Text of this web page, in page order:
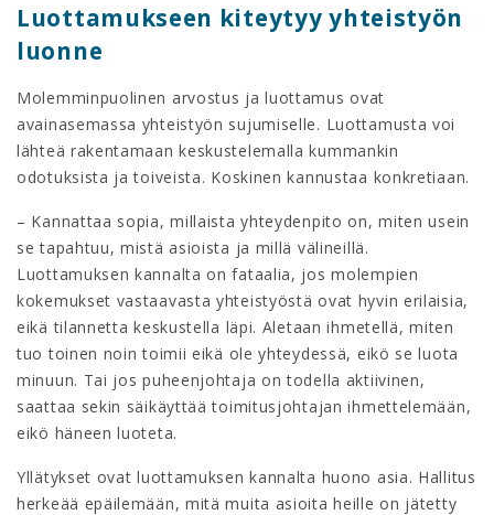
Luottamukseen kiteytyy yhteistyön
luonne
Molemminpuolinen arvostus ja luottamus ovat
avainasemassa yhteistyön sujumiselle. Luottamusta voi
lähteä rakentamaan keskustelemalla kummankin
odotuksista ja toiveista. Koskinen kannustaa konkretiaan.
– Kannattaa sopia, millaista yhteydenpito on, miten usein
se tapahtuu, mistä asioista ja millä välineillä.
Luottamuksen kannalta on fataalia, jos molempien
kokemukset vastaavasta yhteistyöstä ovat hyvin erilaisia,
eikä tilannetta keskustella läpi. Aletaan ihmetellä, miten
tuo toinen noin toimii eikä ole yhteydessä, eikö se luota
minuun. Tai jos puheenjohtaja on todella aktiivinen,
saattaa sekin säikäyttää toimitusjohtajan ihmettelemään,
eikö häneen luoteta.
Yllätykset ovat luottamuksen kannalta huono asia. Hallitus
herkeää epäilemään, mitä muita asioita heille on jätetty